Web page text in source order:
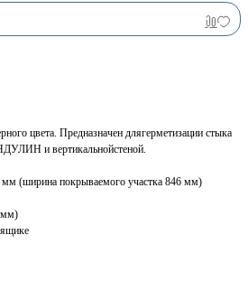
цвета. Предназначен длягерметизации стыка
и вертикальнойстеной.
(ширина покрываемого участка 846 мм)
мм)